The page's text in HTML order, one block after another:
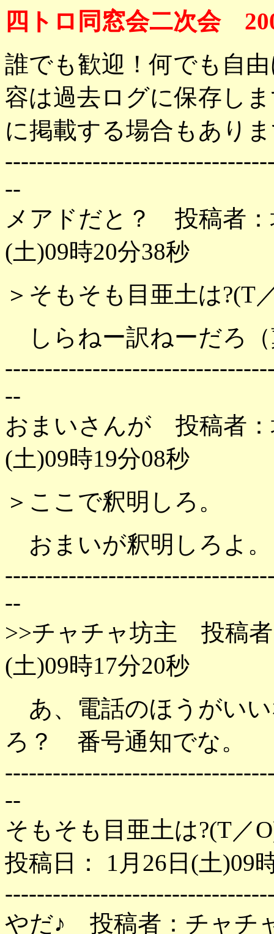
四トロ同窓会二次会
誰でも歓迎！何でも自
容は過去ログに保存し
に掲載する場合もあり
--
メアドだと？ 投稿者
(土)09時20分38秒
＞そもそも目亜土は?(T
しらねー訳ねーだろ
--
おまいさんが 投稿者
(土)09時19分08秒
＞ここで釈明しろ。
おまいが釈明しろよ
--
>>チャチャ坊主 投稿
(土)09時17分20秒
あ、電話のほうがい
ろ？ 番号通知でな。
--
そもそも目亜土は?(T
投稿日： 1月26日(土
やだ♪ 投稿者：チャチ